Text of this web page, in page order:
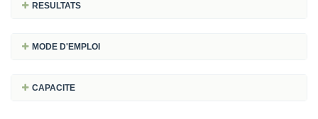
RESULTATS
MODE D'EMPLOI
CAPACITE